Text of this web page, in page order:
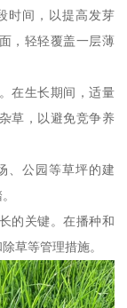
时间，以提高发芽
，轻轻覆盖一层薄
在生长期间，适量
草，以避免竞争养
、公园等草坪的建
的关键。在播种和
草等管理措施。